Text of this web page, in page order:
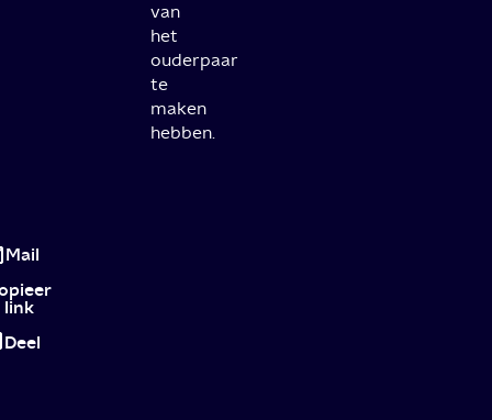
van
het
ouderpaar
te
maken
hebben.
true
crime-
verhaal
verpakt
Mail
link
Deel